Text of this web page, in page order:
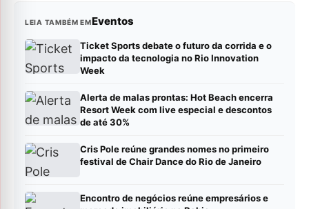
LEIA TAMBÉM EMEventos
Ticket Sports debate o futuro da corrida e o
impacto da tecnologia no Rio Innovation
Week
Alerta de malas prontas: Hot Beach encerra
Resort Week com live especial e descontos
de até 30%
Cris Pole reúne grandes nomes no primeiro
festival de Chair Dance do Rio de Janeiro
Encontro de negócios reúne empresários e